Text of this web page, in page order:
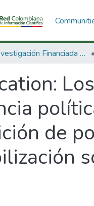
1. Investigación Financiada con Recursos Públicos
de